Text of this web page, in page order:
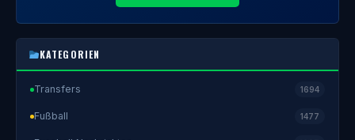
KATEGORIEN
Transfers 1694
Fußball 1477